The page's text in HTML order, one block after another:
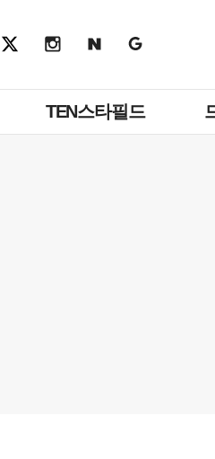
TEN스타필드